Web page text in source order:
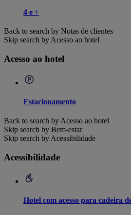
4 e +
Back to search by Notas de clientes
Skip search by Acesso ao hotel
Acesso ao hotel
Estacionamento
Back to search by Acesso ao hotel
Skip search by Bem-estar
Skip search by Acessibilidade
Acessibilidade
Hotel com acesso para cadeira